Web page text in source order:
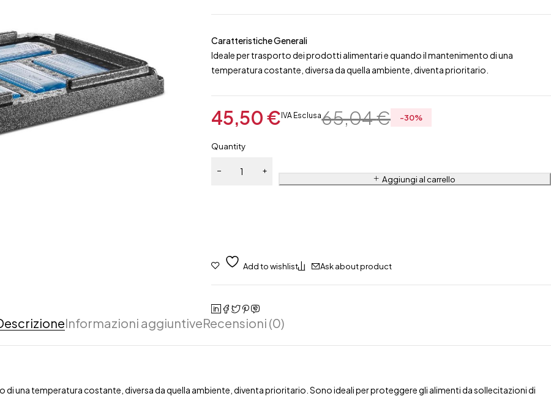
Caratteristiche Generali
Ideale per trasporto dei prodotti alimentari e quando il mantenimento di una
temperatura costante, diversa da quella ambiente, diventa prioritario.
65,04€
45,50€ IVA Esclusa -30%
Quantity
Aggiungi al carrello
Ask about product
Informazioni aggiuntiveRecensioni (0)
una temperatura costante, diversa da quella ambiente, diventa prioritario. Sono ideali per proteggere gli alimenti da sollecitazioni di